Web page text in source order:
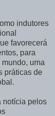
indutores
favorecerá
para
uma
práticas de
notícia pelos